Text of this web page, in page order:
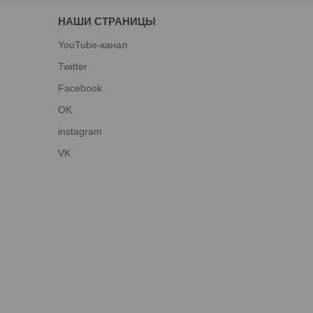
НАШИ СТРАНИЦЫ
YouTube-канал
Twitter
Facebook
OK
instagram
VK